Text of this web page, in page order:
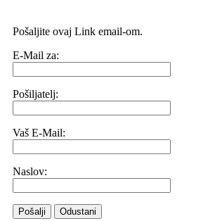
Pošaljite ovaj Link email-om.
E-Mail za:
Pošiljatelj:
Vaš E-Mail:
Naslov:
Pošalji Odustani